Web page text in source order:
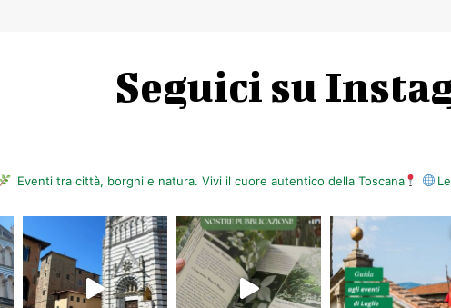
Seguici su
Eventi tra città, borghi e natura. Vivi il cuore autentico della Toscana